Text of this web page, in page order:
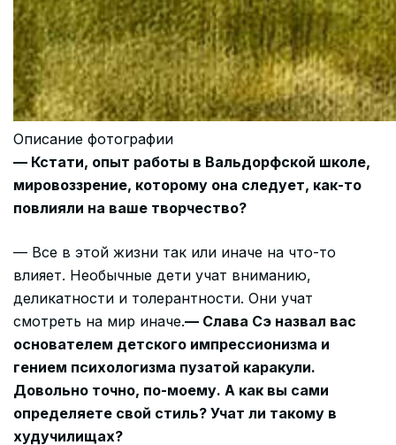
Описание фотографии
— Кстати, опыт работы в Вальдорфской школе,
мировоззрение, которому она следует, как-то
повлияли на ваше творчество?
— Все в этой жизни так или иначе на что-то
влияет. Необычные дети учат вниманию,
деликатности и толерантности. Они учат
смотреть на мир иначе.— Слава Сэ назвал вас
основателем детского импрессионизма и
гением психологизма пузатой каракули.
Довольно точно, по-моему. А как вы сами
определяете свой стиль? Учат ли такому в
худучилищах?